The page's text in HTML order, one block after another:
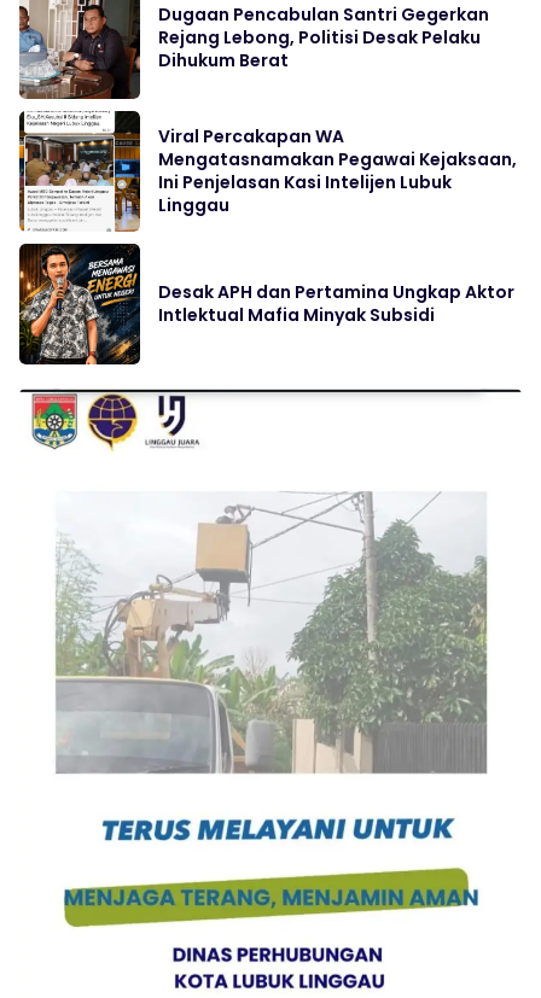
Dugaan Pencabulan Santri Gegerkan
Rejang Lebong, Politisi Desak Pelaku
Dihukum Berat
Viral Percakapan WA
Mengatasnamakan Pegawai Kejaksaan,
Ini Penjelasan Kasi Intelijen Lubuk
Linggau
Desak APH dan Pertamina Ungkap Aktor
Intlektual Mafia Minyak Subsidi